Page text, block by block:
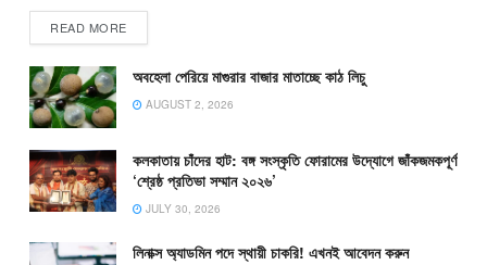
READ MORE
অবহেলা পেরিয়ে মাগুরার বাজার মাতাচ্ছে কাঠ লিচু
AUGUST 2, 2026
কলকাতায় চাঁদের হাট: বঙ্গ সংস্কৃতি ফোরামের উদ্যোগে জাঁকজমকপূর্ণ
‘শ্রেষ্ঠ প্রতিভা সম্মান ২০২৬’
JULY 30, 2026
লিনাক্স অ্যাডমিন পদে স্থায়ী চাকরি! এখনই আবেদন করুন